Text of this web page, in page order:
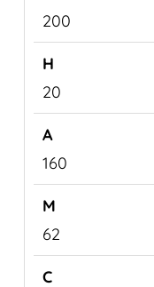
200
20
160
62